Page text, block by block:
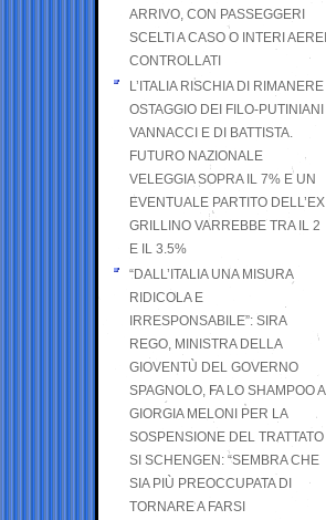
ARRIVO, CON PASSEGGERI
SCELTI A CASO O INTERI AEREI
CONTROLLATI
L’ITALIA RISCHIA DI RIMANERE
OSTAGGIO DEI FILO-PUTINIANI
VANNACCI E DI BATTISTA.
FUTURO NAZIONALE
VELEGGIA SOPRA IL 7% E UN
EVENTUALE PARTITO DELL’EX
GRILLINO VARREBBE TRA IL 2
E IL 3.5%
“DALL’ITALIA UNA MISURA
RIDICOLA E
IRRESPONSABILE”: SIRA
REGO, MINISTRA DELLA
GIOVENTÙ DEL GOVERNO
SPAGNOLO, FA LO SHAMPOO A
GIORGIA MELONI PER LA
SOSPENSIONE DEL TRATTATO
SI SCHENGEN: “SEMBRA CHE
SIA PIÙ PREOCCUPATA DI
TORNARE A FARSI